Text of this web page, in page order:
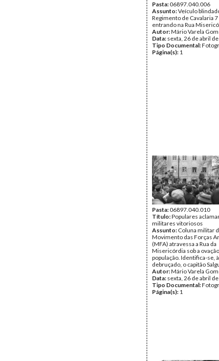
Pasta:06897.040.006
Assunto:Veículo
Regimento de Cavalaria 7
entrando na Rua
Autor:Mário Varela
Data: sexta, 26 de abril
Tipo Documental:
Página(s): 1
Pasta:06897.040.010
Título:Populares
militares vitoriosos
Assunto: Coluna militar
Movimento das Forças
(MFA) atravessa a Rua da
Misericórdia sob a
população. Identifica-se,
debruçado, o capitão
Autor:Mário Varela
Data: sexta, 26 de abril
Tipo Documental:
Página(s): 1